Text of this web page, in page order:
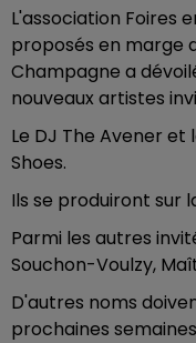
L'association Foires
proposés en marge
Champagne a
nouveaux artistes
Le DJ The Avener
Shoes.
Ils se produiront sur
Parmi les autres
Souchon-Voulzy,
D'autres noms
prochaines